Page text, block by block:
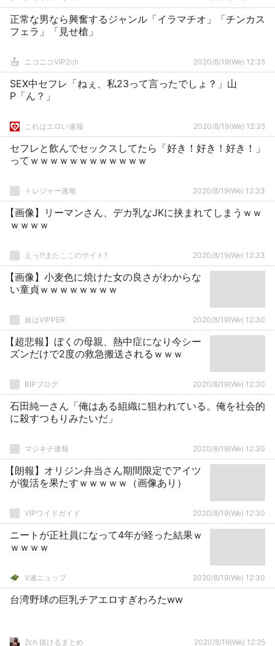
正常な男なら興奮するジャンル「イラマチオ」「チンカス
フェラ」「見せ槍」
ニコニコVIP2ch 2020/8/19(We) 12:35
SEX中セフレ「ねぇ、私23って言ったでしょ？」山
P「ん？」
これはエロい速報 2020/8/19(We) 12:35
セフレと飲んでセックスしてたら「好き！好き！好き！」
ってｗｗｗｗｗｗｗｗｗｗｗｗ
トレジャー速報 2020/8/19(We) 12:33
【画像】リーマンさん、デカ乳なJKに挟まれてしまうｗｗ
ｗｗｗｗ
えっ!?またここのサイト? 2020/8/19(We) 12:33
【画像】小麦色に焼けた女の良さがわからな
い童貞ｗｗｗｗｗｗｗｗ
妹はVIPPER 2020/8/19(We) 12:30
【超悲報】ぼくの母親、熱中症になり今シー
ズンだけで2度の救急搬送されるｗｗｗ
BIPブログ 2020/8/19(We) 12:30
石田純一さん「俺はある組織に狙われている。俺を社会的
に殺すつもりみたいだ」
マジキチ速報 2020/8/19(We) 12:30
【朗報】オリジン弁当さん期間限定でアイツ
が復活を果たすｗｗｗｗｗ（画像あり）
VIPワイドガイド 2020/8/19(We) 12:30
ニートが正社員になって4年が経った結果ｗ
ｗｗｗｗ
V速ニュップ 2020/8/19(We) 12:30
台湾野球の巨乳チアエロすぎわろたww
2ch 抜けるまとめ 2020/8/19(We) 12:25